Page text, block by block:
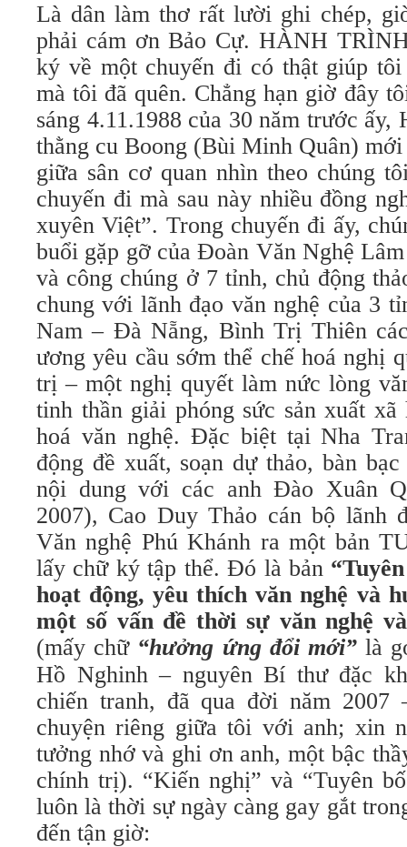
Là dân làm thơ rất lười ghi chép,
phải cám ơn Bảo Cự. HÀNH
ký về một chuyến đi có thật giúp
mà tôi đã quên. Chẳng hạn giờ đây
sáng 4.11.1988 của 30 năm trước
thằng cu Boong (Bùi Minh Quân)
giữa sân cơ quan nhìn theo chúng
chuyến đi mà sau này nhiều đồng
xuyên Việt”. Trong chuyến đi ấy,
buổi gặp gỡ của Đoàn Văn Nghệ
và công chúng ở 7 tỉnh, chủ động
chung với lãnh đạo văn nghệ của 3
Nam – Đà Nẵng, Bình Trị Thiên
ương yêu cầu sớm thể chế hoá nghị
trị – một nghị quyết làm nức lòng
tinh thần giải phóng sức sản xuất
hoá văn nghệ. Đặc biệt tại Nha
động đề xuất, soạn dự thảo, bàn
nội dung với các anh Đào Xuân
2007), Cao Duy Thảo cán bộ lãnh
Văn nghệ Phú Khánh ra một bản
lấy chữ ký tập thể. Đó là bản
hoạt động, yêu thích văn nghệ và
một số vấn đề thời sự văn nghệ
(mấy chữ “hưởng ứng đổi mới”là
Hồ Nghinh – nguyên Bí thư đặc
chiến tranh, đã qua đời năm 2007
chuyện riêng giữa tôi với anh; xin
tưởng nhớ và ghi ơn anh, một bậc
chính trị). “Kiến nghị” và “Tuyên
luôn là thời sự ngày càng gay gắt
đến tận giờ: